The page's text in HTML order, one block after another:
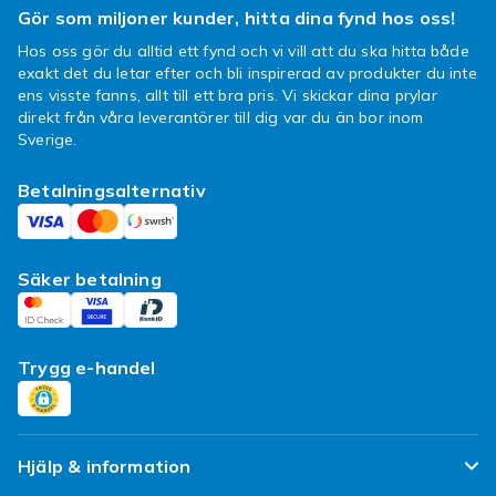
något annat kan du enkelt använda
sökfunktionen för att hitta rätt saker, vi har
massor av olika kategorier fullproppade med
produkter från olika varumärken. Om du har
några frågor kring din order eller vill reklamera
ditt köp, kontakta Fyndiqs kundtjänst så
Billiga Joseph Joseph produkter av
exklusiv design till ditt kök
Designmärket Joseph Joseph har allt från
förvaringsburkar, kötthammare, knivset och
köket. Vad sägs som något från kollektionerna
Joseph Joseph Index, Joseph Joseph Caddy
eller Joseph Joseph Nest eller Joseph Joseph
till att fynda något snyggt och smart till köket
Gör som miljoner kunder, hitta dina fynd hos oss!
Hos oss gör du alltid ett fynd och vi vill att du ska hitta både
exakt det du letar efter och bli inspirerad av produkter du inte
ens visste fanns, allt till ett bra pris. Vi skickar dina prylar
direkt från våra leverantörer till dig var du än bor inom
Sverige.
Betalningsalternativ
Säker betalning
Trygg e-handel
Hjälp & information